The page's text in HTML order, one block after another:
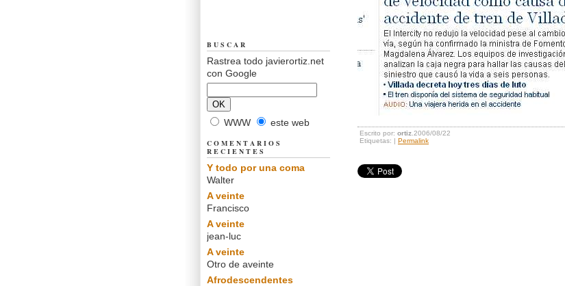
Escrito por: ortiz .2006/08/22
Etiquetas: | Permalink
BUSCAR
Rastrea todo javierortiz.net
con Google
WWW este web
COMENTARIOS
RECIENTES
Y todo por una coma
Walter
A veinte
Francisco
A veinte
jean-luc
A veinte
Otro de aveinte
Afrodescendentes